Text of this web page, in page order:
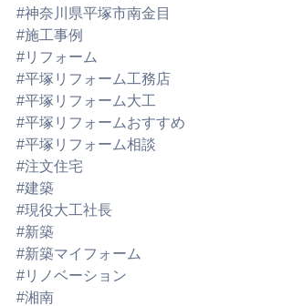
#神奈川県平塚市南金目
#施工事例
#リフォーム
#平塚リフォーム工務店
#平塚リフォーム大工
#平塚リフォームおすすめ
#平塚リフォーム相談
#注文住宅
#建築
#現役大工社長
#新築
#新築マイフォーム
#リノベーション
#湘南